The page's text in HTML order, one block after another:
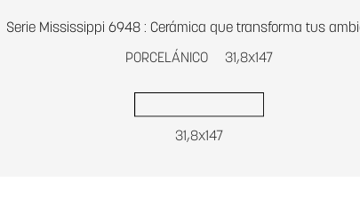
Serie Mississippi 6948 : Cerámica que transforma tus
PORCELÁNICO 31,8x147
31,8x147